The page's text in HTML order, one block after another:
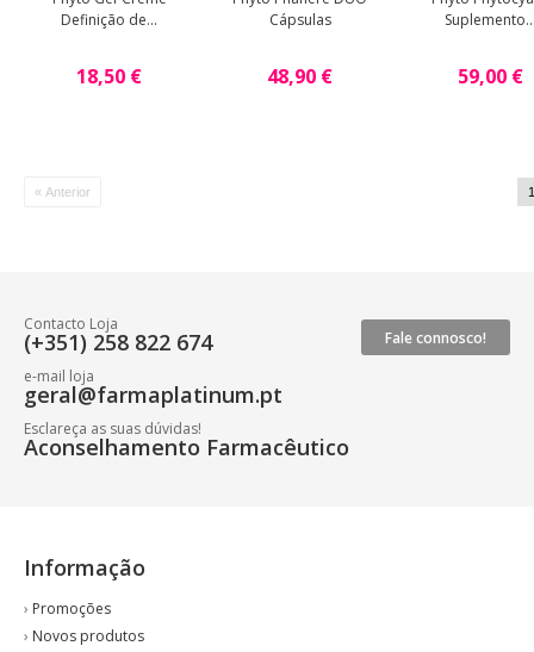
Definição de...
18,50 €
Cápsulas
48,90 € 59,00 €
« Anterior 1
Fale connosco!
Contacto Loja
(+351) 258 822 674
e-mail loja
geral@farmaplatinum.pt
Esclareça as suas dúvidas!
Aconselhamento Farmacêutico
Informação
› Promoções
› Novos produtos